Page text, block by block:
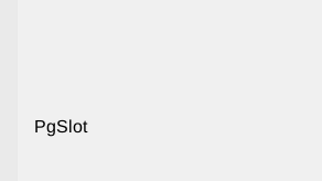
PgSlot